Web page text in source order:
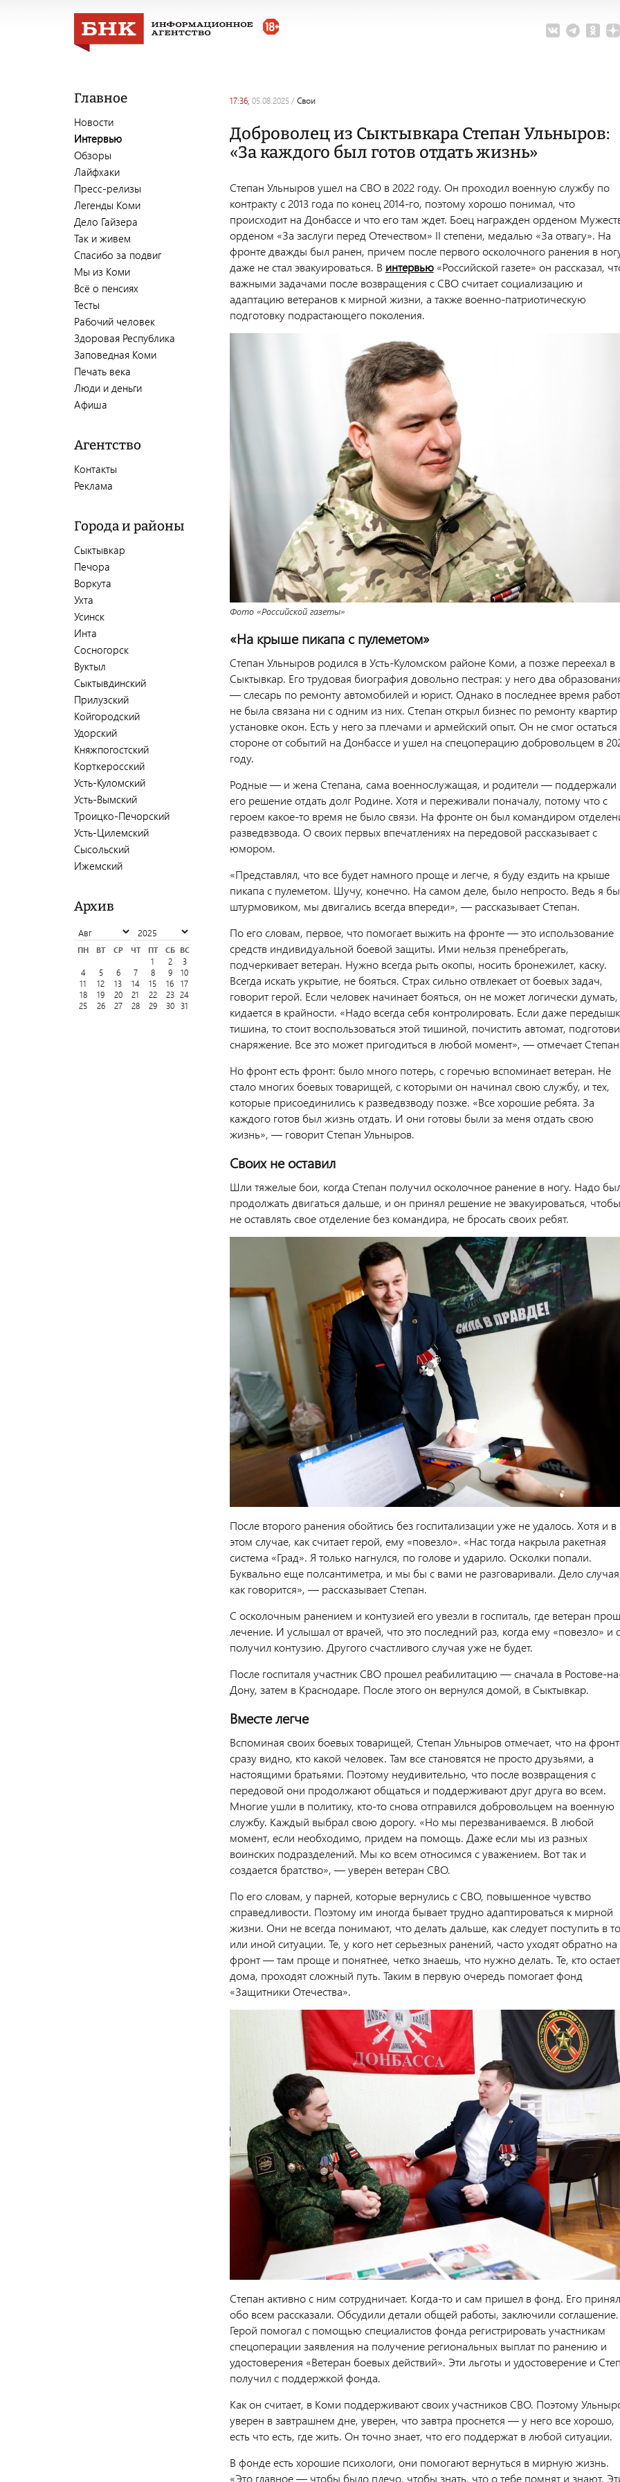
Главное
Новости
Интервью
Обзоры
Лайфхаки
Пресс-релизы
Легенды Коми
Дело Гайзера
Так и живем
Спасибо за подвиг
Мы из Коми
Всё о пенсиях
Тесты
Рабочий человек
Здоровая Республика
Заповедная Коми
Печать века
Люди и деньги
Афиша
Агентство
Контакты
Реклама
Города и районы
Сыктывкар
Печора
Воркута
Ухта
Усинск
Инта
Сосногорск
Вуктыл
Сыктывдинский
Прилузский
Койгородский
Удорский
Княжпогостский
Корткеросский
Усть-Куломский
Усть-Вымский
Троицко-Печорский
Усть-Цилемский
Сысольский
Ижемский
Архив
ПН ВТ СР ЧТ ПТ СБ ВС
1
2
3
4
5 6 7 8 9
10
11
12 13 14 15 16
17
18
19 20 21 22 23 24
25
26 27 28 29 30 31
17:36, 05.08.2025 / свои
Доброволец из Сыктывкара Степан Ульныров:
«За каждого был готов отдать жизнь»
Степан Ульныров ушел на СВО в 2022 году. Он проходил военную службу по
контракту с 2013 года по конец 2014-го, поэтому хорошо понимал, что
происходит на Донбассе и что его там ждет. Боец награжден орденом
орденом «За заслуги перед Отечеством» II степени, медалью «За отвагу». На
фронте дважды был ранен, причем после первого осколочного ранения в
даже не стал эвакуироваться. В интервью«Российской газете» он рассказал,
важными задачами после возвращения с СВО считает социализацию и
адаптацию ветеранов к мирной жизни, а также военно-патриотическую
подготовку подрастающего поколения.
Фото «Российской газеты»
«На крыше пикапа с пулеметом»
Степан Ульныров родился в Усть-Куломском районе Коми, а позже переехал в
Сыктывкар. Его трудовая биография довольно пестрая: у него два
— слесарь по ремонту автомобилей и юрист. Однако в последнее время
не была связана ни с одним из них. Степан открыл бизнес по ремонту квартир
установке окон. Есть у него за плечами и армейский опыт. Он не смог остаться
стороне от событий на Донбассе и ушел на спецоперацию добровольцем в
году.
Родные — и жена Степана, сама военнослужащая, и родители — поддержали
его решение отдать долг Родине. Хотя и переживали поначалу, потому что с
героем какое-то время не было связи. На фронте он был командиром
разведвзвода. О своих первых впечатлениях на передовой рассказывает с
юмором.
«Представлял, что все будет намного проще и легче, я буду ездить на крыше
пикапа с пулеметом. Шучу, конечно. На самом деле, было непросто. Ведь я
штурмовиком, мы двигались всегда впереди», — рассказывает Степан.
По его словам, первое, что помогает выжить на фронте — это использование
средств индивидуальной боевой защиты. Ими нельзя пренебрегать,
подчеркивает ветеран. Нужно всегда рыть окопы, носить бронежилет, каску.
Всегда искать укрытие, не бояться. Страх сильно отвлекает от боевых задач,
говорит герой. Если человек начинает бояться, он не может логически думать,
кидается в крайности. «Надо всегда себя контролировать. Если даже
тишина, то стоит воспользоваться этой тишиной, почистить автомат,
снаряжение. Все это может пригодиться в любой момент», — отмечает
Но фронт есть фронт: было много потерь, с горечью вспоминает ветеран. Не
стало многих боевых товарищей, с которыми он начинал свою службу, и тех,
которые присоединились к разведвзводу позже. «Все хорошие ребята. За
каждого готов был жизнь отдать. И они готовы были за меня отдать свою
жизнь», — говорит Степан Ульныров.
Своих не оставил
Шли тяжелые бои, когда Степан получил осколочное ранение в ногу. Надо
продолжать двигаться дальше, и он принял решение не эвакуироваться, чтобы
не оставлять свое отделение без командира, не бросать своих ребят.
После второго ранения обойтись без госпитализации уже не удалось. Хотя и в
этом случае, как считает герой, ему «повезло». «Нас тогда накрыла ракетная
система «Град». Я только нагнулся, по голове и ударило. Осколки попали.
Буквально еще полсантиметра, и мы бы с вами не разговаривали. Дело
как говорится», — рассказывает Степан.
С осколочным ранением и контузией его увезли в госпиталь, где ветеран
лечение. И услышал от врачей, что это последний раз, когда ему «повезло» и
получил контузию. Другого счастливого случая уже не будет.
После госпиталя участник СВО прошел реабилитацию — сначала в Ростове-
Дону, затем в Краснодаре. После этого он вернулся домой, в Сыктывкар.
Вместе легче
Вспоминая своих боевых товарищей, Степан Ульныров отмечает, что на
сразу видно, кто какой человек. Там все становятся не просто друзьями, а
настоящими братьями. Поэтому неудивительно, что после возвращения с
передовой они продолжают общаться и поддерживают друг друга во всем.
Многие ушли в политику, кто-то снова отправился добровольцем на военную
службу. Каждый выбрал свою дорогу. «Но мы перезваниваемся. В любой
момент, если необходимо, придем на помощь. Даже если мы из разных
воинских подразделений. Мы ко всем относимся с уважением. Вот так и
создается братство», — уверен ветеран СВО.
По его словам, у парней, которые вернулись с СВО, повышенное чувство
справедливости. Поэтому им иногда бывает трудно адаптироваться к мирной
жизни. Они не всегда понимают, что делать дальше, как следует поступить в
или иной ситуации. Те, у кого нет серьезных ранений, часто уходят обратно на
фронт — там проще и понятнее, четко знаешь, что нужно делать. Те, кто
дома, проходят сложный путь. Таким в первую очередь помогает фонд
«Защитники Отечества».
Степан активно с ним сотрудничает. Когда-то и сам пришел в фонд. Его
обо всем рассказали. Обсудили детали общей работы, заключили соглашение.
Герой помогал с помощью специалистов фонда регистрировать участникам
спецоперации заявления на получение региональных выплат по ранению и
удостоверения «Ветеран боевых действий». Эти льготы и удостоверение и
получил с поддержкой фонда.
Как он считает, в Коми поддерживают своих участников СВО. Поэтому
уверен в завтрашнем дне, уверен, что завтра проснется — у него все хорошо,
есть что есть, где жить. Он точно знает, что его поддержат в любой ситуации.
В фонде есть хорошие психологи, они помогают вернуться в мирную жизнь.
«Это главное — чтобы было плечо, чтобы знать, что о тебе помнят и знают.